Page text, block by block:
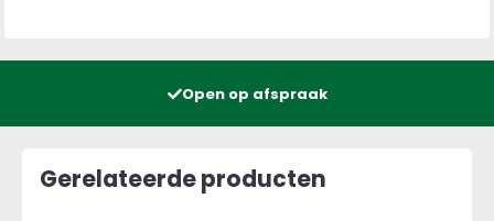
Open op afspraak
Gerelateerde producten